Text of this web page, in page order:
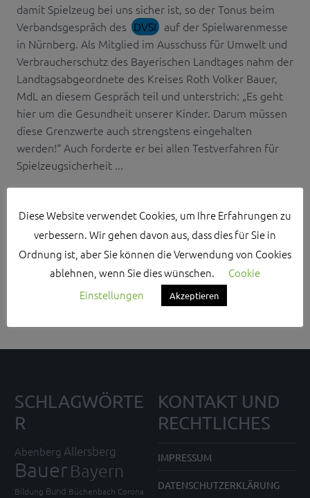
damit Spielzeug bei uns sicher ist, so der Tonus beim
Verbandsgespräch des DVSI auf der Spielwarenmesse
in Nürnberg. Als Mitglied im Ausschuss für Umwelt und
Verbraucherschutz des Bayerischen Landtages nahm der
Landtagsabgeordnete des Kreises Roth Volker Bauer,
MdL an diesem Gespräch teil und unterstrich: „Es geht
hier um die Gesundheit unserer Kinder. Darum müssen
diese Grenzwerte auch strengstens eingehalten
werden!“ Auch forderte er bei allen Testverfahren für
Spielzeugsicherheit ...
Search Sidebar Widget Area
Please login and add some widgets to this widget area.
SCHLAGWÖRTE
R
Abenberg Allersberg
Bauer Bayern
Bildung Bund Büchenbach Corona
KONTAKT UND
RECHTLICHES
IMPRESSUM
DATENSCHUTZERKLÄRUNG
Diese Website verwendet Cookies, um Ihre Erfahrungen zu
verbessern. Wir gehen davon aus, dass dies für Sie in
Ordnung ist, aber Sie können die Verwendung von Cookies
ablehnen, wenn Sie dies wünschen.
Cookie
Einstellungen
Akzeptieren